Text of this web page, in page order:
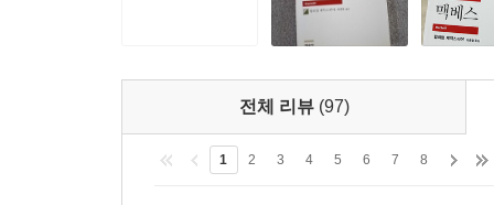
전체 리뷰 (97)
1 2 3 4 5 6 7 8